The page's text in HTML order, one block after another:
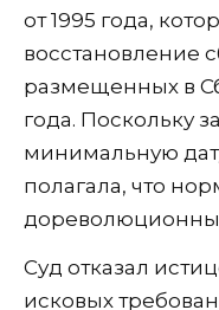
от 1995 года,
восстановление
размещенных в
года. Поскольку
минимальную
полагала, что
Суд отказал
исковых